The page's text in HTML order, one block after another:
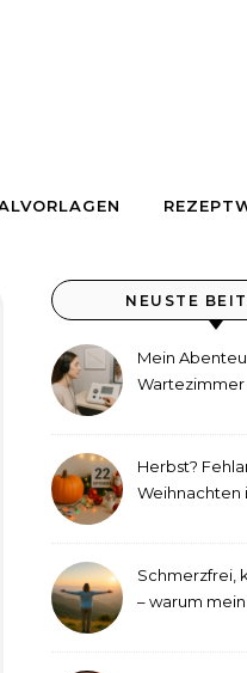
NEUSTE
Mein
Wartezimmer
Herbst?
Weihnachten
Schmerzfrei,
– warum